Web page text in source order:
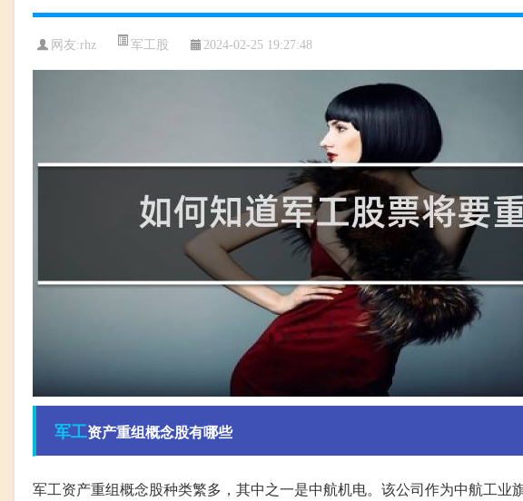
网友:rhz 军工股 2024-02-25 19:27:48
军工资产重组概念股有哪些
军工资产重组概念股种类繁多，其中之一是中航机电。该公司作为中航工业